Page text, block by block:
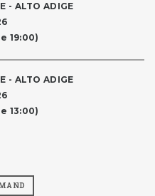
- ALTO ADIGE
19:00)
- ALTO ADIGE
13:00)